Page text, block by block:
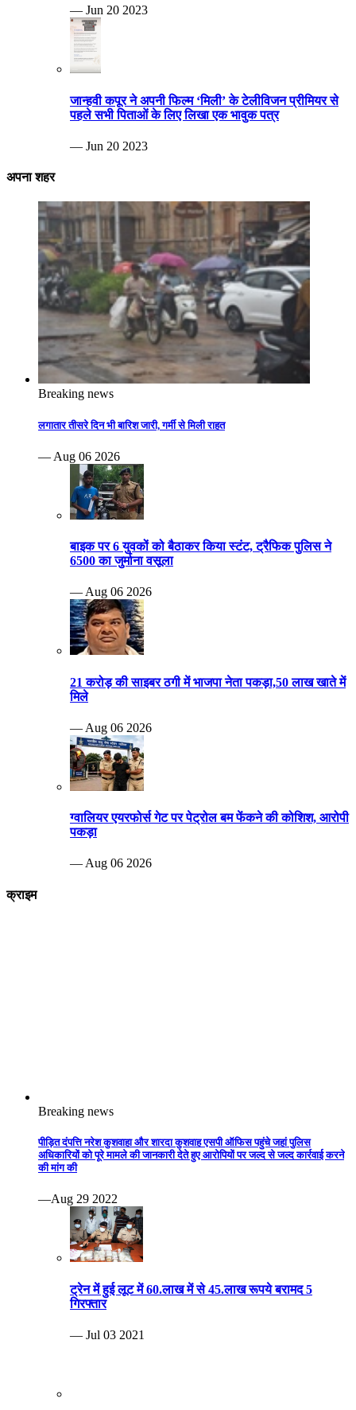
— Jun 20 2023
जान्हवी कपूर ने अपनी फिल्म ‘मिली’ के टेलीविजन प्रीमियर से
पहले सभी पिताओं के लिए लिखा एक भावुक पत्र
— Jun 20 2023
अपना शहर
Breaking news
लगातार तीसरे दिन भी बारिश जारी, गर्मी से मिली राहत
— Aug 06 2026
बाइक पर 6 युवकों को बैठाकर किया स्टंट, ट्रैफिक पुलिस ने
6500 का जुर्माना वसूला
— Aug 06 2026
21 करोड़ की साइबर ठगी में भाजपा नेता पकड़ा,50 लाख खाते में
मिले
— Aug 06 2026
ग्वालियर एयरफोर्स गेट पर पेट्रोल बम फेंकने की कोशिश, आरोपी
पकड़ा
— Aug 06 2026
क्राइम
Breaking news
पीड़ित दंपत्ति नरेश कुशवाहा और शारदा कुशवाह एसपी ऑफिस पहुंचे जहां पुलिस
अधिकारियों को पूरे मामले की जानकारी देते हुए आरोपियों पर जल्द से जल्द कार्रवाई करने
की मांग की
—Aug 29 2022
ट्रेन में हुई लूट में 60.लाख में से 45.लाख रूपये बरामद 5
गिरफ्तार
— Jul 03 2021